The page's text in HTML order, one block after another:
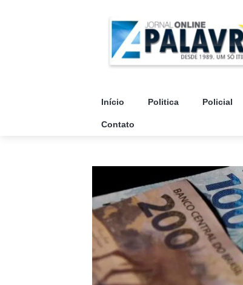
Início Politica Policial
Contato